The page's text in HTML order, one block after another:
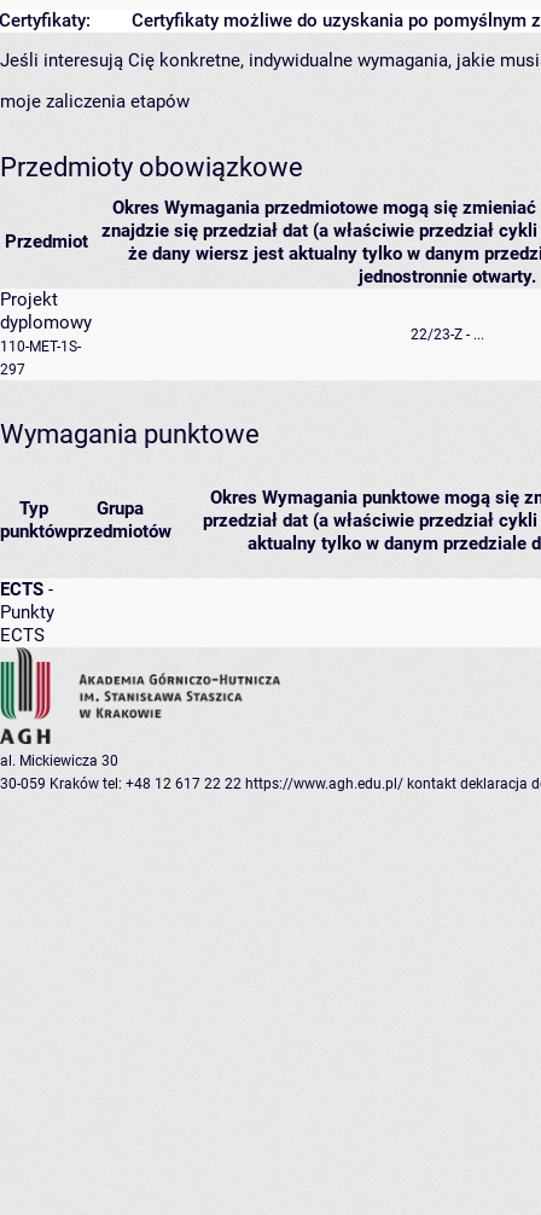
Certyfikaty możliwe do uzyskania po pomyślnym
Certyfikaty:
Jeśli interesują Cię konkretne, indywidualne wymagania, jakie
moje zaliczenia etapów
Przedmioty obowiązkowe
Przedmiot
Okres Wymagania przedmiotowe mogą się
znajdzie się przedział dat (a właściwie przedział
że dany wiersz jest aktualny tylko w danym
jednostronnie otwarty.
Projekt
dyplomowy
110-MET-1S-
297
22/23-Z - ...
Wymagania punktowe
Typ
punktów
Grupa
przedmiotów
Okres Wymagania punktowe mogą się
przedział dat (a właściwie przedział
aktualny tylko w danym przedziale
ECTS -
Punkty
ECTS
al. Mickiewicza 30
30-059 Kraków tel: +48 12 617 22 22 https://www.agh.edu.pl/ kontakt deklaracja